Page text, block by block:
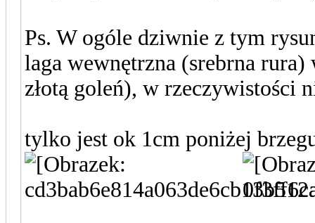
Ps. W ogóle dziwnie z tym
laga wewnętrzna (srebrna
złotą goleń), w rzeczywistości
tylko jest ok 1cm poniżej